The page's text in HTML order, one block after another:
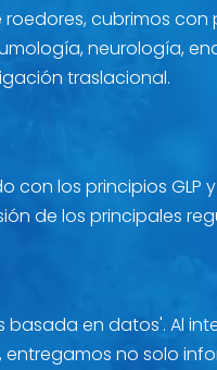
cubrimos
neurología,
traslacional.
los principios
los principales
en datos'. Al
no solo